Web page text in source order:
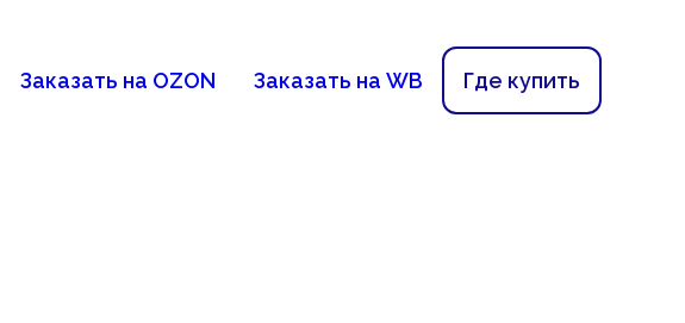
Заказать на OZON Заказать на WB Где купить